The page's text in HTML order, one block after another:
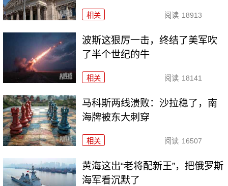
相关 阅读 18913
波斯这狠厉一击，终结了美军吹
了半个世纪的牛
相关 阅读 18141
马科斯两线溃败：沙拉稳了，南
海牌被东大刺穿
相关 阅读 16507
黄海这出“老将配新王”，把俄罗斯
海军看沉默了